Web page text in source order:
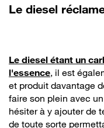
Le diesel
Le diesel étant un
l'essence, il est
et produit davantage
faire son plein avec
hésiter à y ajouter de
de toute sorte